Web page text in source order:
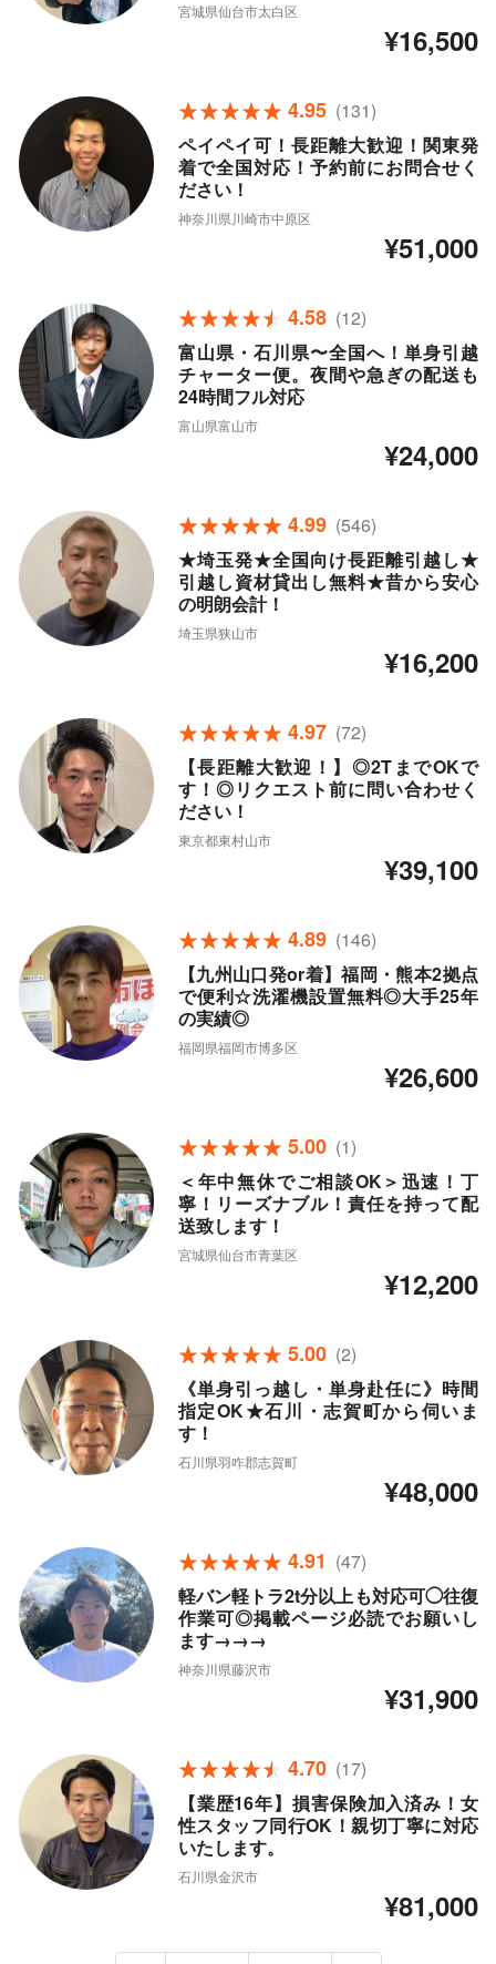
宮城県仙台市太白区
¥16,500
4.95 (131)
ペイペイ可！長距離大歓迎！関東発
着で全国対応！予約前にお問合せく
ださい！
神奈川県川崎市中原区
¥51,000
4.58 (12)
富山県・石川県〜全国へ！単身引越
チャーター便。夜間や急ぎの配送も
24時間フル対応
富山県富山市
¥24,000
4.99 (546)
★埼玉発★全国向け長距離引越し★
引越し資材貸出し無料★昔から安心
の明朗会計！
埼玉県狭山市
¥16,200
4.97 (72)
【長距離大歓迎！】◎2TまでOKで
す！◎リクエスト前に問い合わせく
ださい！
東京都東村山市
¥39,100
4.89 (146)
【九州山口発or着】福岡・熊本2拠点
で便利☆洗濯機設置無料◎大手25年
の実績◎
福岡県福岡市博多区
¥26,600
5.00 (1)
＜年中無休でご相談OK＞迅速！丁
寧！リーズナブル！責任を持って配
送致します！
宮城県仙台市青葉区
¥12,200
5.00 (2)
《単身引っ越し・単身赴任に》時間
指定OK★石川・志賀町から伺いま
す！
石川県羽咋郡志賀町
¥48,000
4.91 (47)
軽バン軽トラ2t分以上も対応可◯往復
作業可◎掲載ページ必読でお願いし
ます→→→
神奈川県藤沢市
¥31,900
4.70 (17)
【業歴16年】損害保険加入済み！女
性スタッフ同行OK！親切丁寧に対応
いたします。
石川県金沢市
¥81,000